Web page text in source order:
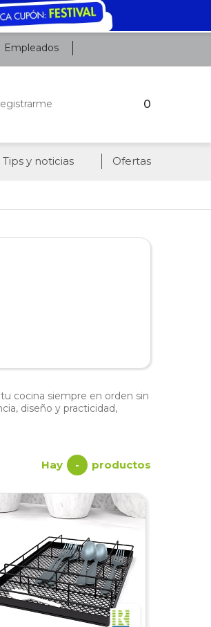
Empleados
0
Tips y noticias Ofertas
cocina siempre en orden sin
diseño y practicidad,
Hay - productos